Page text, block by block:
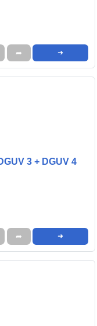
➦ ➜
3 + DGUV 4
➦ ➜